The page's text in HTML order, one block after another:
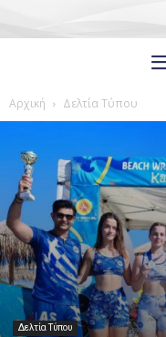
Αρχική Δελτία Τύπου
Δελτία Τύπου